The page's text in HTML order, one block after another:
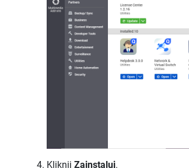
Kliknij Zainstaluj.